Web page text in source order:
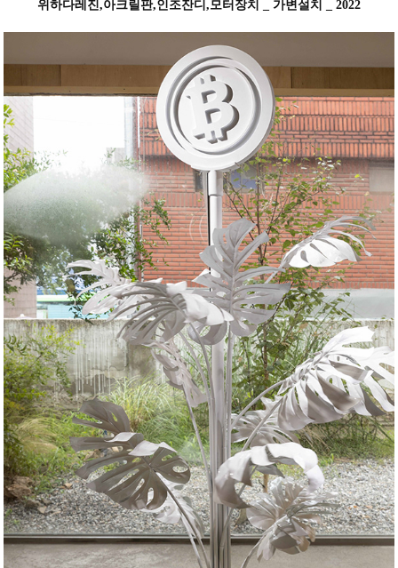
위하다레진,아크릴판,인조잔디,모터장치 _ 가변설치 _ 2022